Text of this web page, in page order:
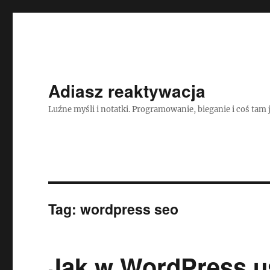
Adiasz reaktywacja
Luźne myśli i notatki. Programowanie, bieganie i coś tam
Tag:wordpress seo